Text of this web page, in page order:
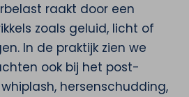
raakt door een
zoals geluid, licht of
In de praktijk zien we
ook bij het post-
hersenschudding,